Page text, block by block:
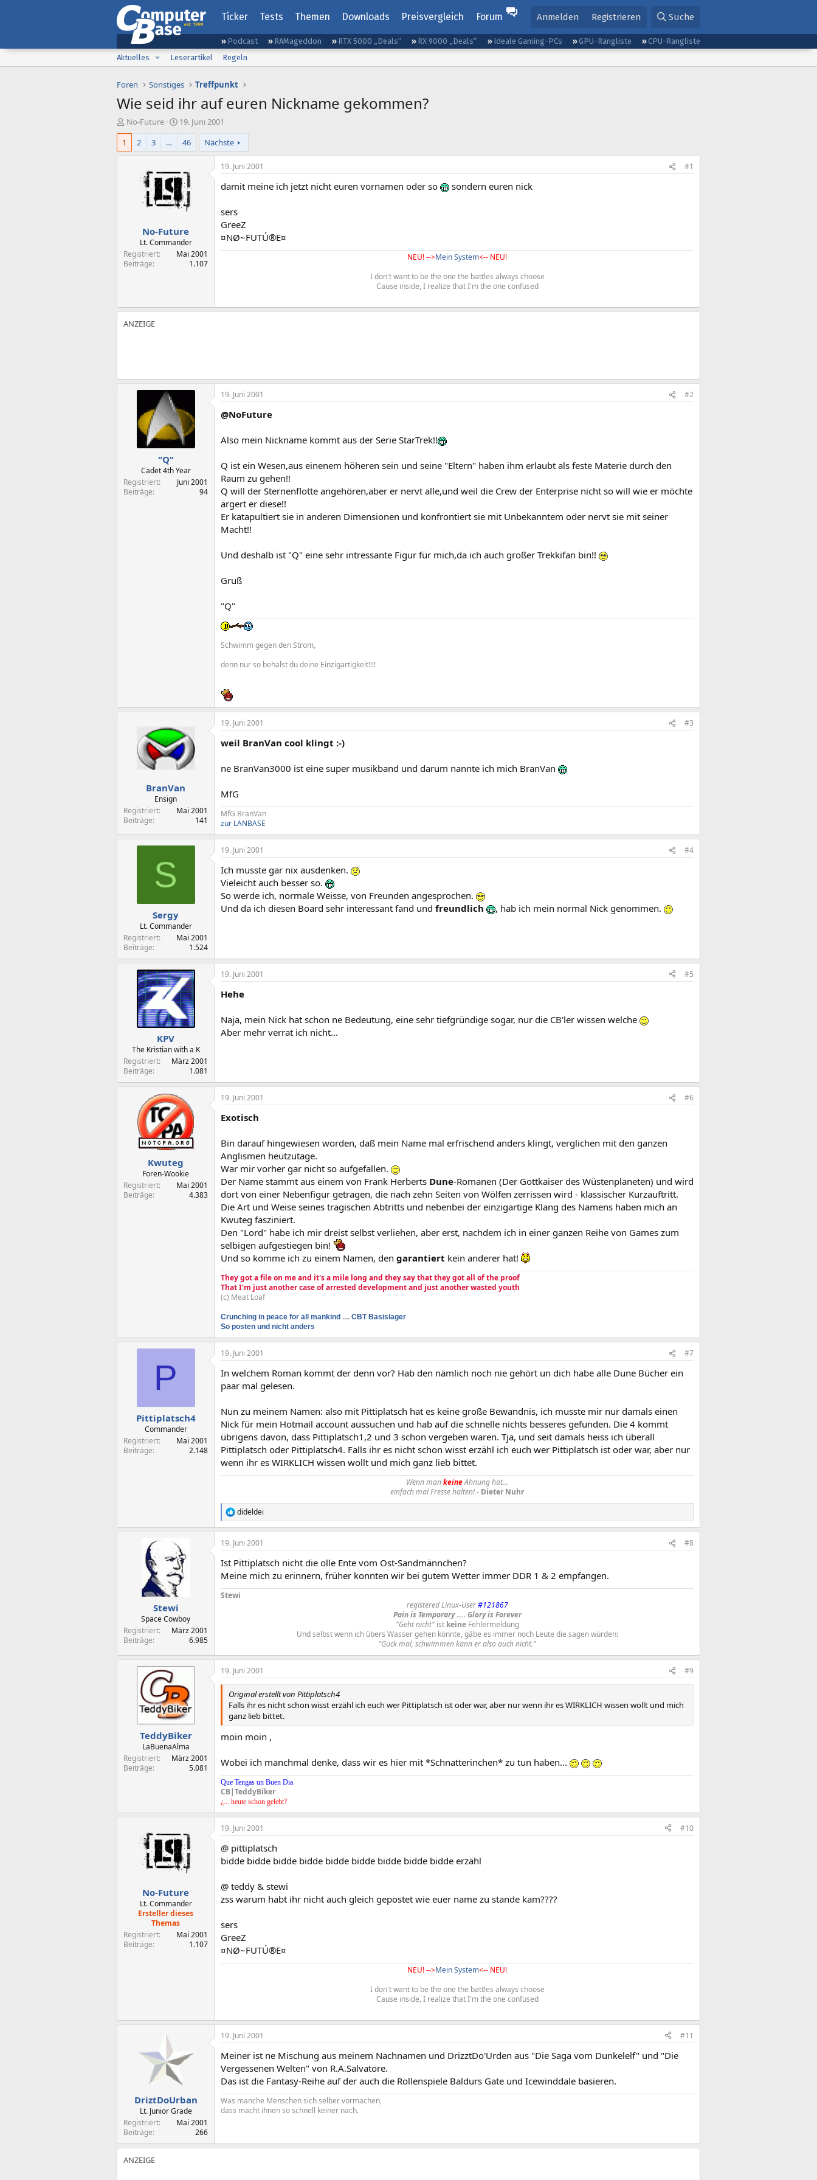
Ticker Tests Themen Downloads Preisvergleich Forum Anmelden Registrieren Suche
Podcast RAMageddon RTX 5000 „Deals“ RX 9000 „Deals“ Ideale Gaming-PCs GPU-Rangliste
CPU-Rangliste
Aktuelles
Leserartikel Regeln
Foren Sonstiges Treffpunkt
Wie seid ihr auf euren Nickname gekommen?
E
r
t
No-Future
E
r
t
l
l
t
a
19. Juni 2001
1
2 3 … 46 Nächste
No-Future
Lt. Commander
Registriert
Mai 2001
Beiträge
1.107
19. Juni 2001 #1
damit meine ich jetzt nicht euren vornamen oder so sondern euren nick
sers
GreeZ
¤NØ~FUTÚ®E¤
NEU! -->Mein System<-- NEU!
I don't want to be the one the battles always choose
Cause inside, I realize that I'm the one confused
"Q"
Cadet 4th Year
Registriert
Juni 2001
Beiträge
94
19. Juni 2001 #2
@NoFuture
Also mein Nickname kommt aus der Serie StarTrek!!
Q ist ein Wesen,aus einenem höheren sein und seine "Eltern" haben ihm erlaubt als feste Materie durch den
Raum zu gehen!!
Q will der Sternenflotte angehören,aber er nervt alle,und weil die Crew der Enterprise nicht so will wie er möchte
ärgert er diese!!
Er katapultiert sie in anderen Dimensionen und konfrontiert sie mit Unbekanntem oder nervt sie mit seiner
Macht!!
Und deshalb ist "Q" eine sehr intressante Figur für mich,da ich auch großer Trekkifan bin!!
Gruß
"Q"
Schwimm gegen den Strom,
denn nur so behälst du deine Einzigartigkeit!!!!
BranVan
Ensign
Registriert
Mai 2001
Beiträge
141
19. Juni 2001 #3
weil BranVan cool klingt :-)
ne BranVan3000 ist eine super musikband und darum nannte ich mich BranVan
MfG
MfG BranVan
zur LANBASE
S
Sergy
Lt. Commander
Registriert
Mai 2001
Beiträge
1.524
19. Juni 2001 #4
Ich musste gar nix ausdenken.
Vieleicht auch besser so.
So werde ich, normale Weisse, von Freunden angesprochen.
Und da ich diesen Board sehr interessant fand und freundlich , hab ich mein normal Nick genommen.
KPV
The Kristian with a K
Registriert
März 2001
Beiträge
1.081
19. Juni 2001 #5
Hehe
Naja, mein Nick hat schon ne Bedeutung, eine sehr tiefgründige sogar, nur die CB'ler wissen welche
Aber mehr verrat ich nicht...
Kwuteg
Foren-Wookie
Registriert
Mai 2001
Beiträge
4.383
19. Juni 2001 #6
Exotisch
Bin darauf hingewiesen worden, daß mein Name mal erfrischend anders klingt, verglichen mit den ganzen
Anglismen heutzutage.
War mir vorher gar nicht so aufgefallen.
Der Name stammt aus einem von Frank Herberts Dune-Romanen (Der Gottkaiser des Wüstenplaneten) und wird
dort von einer Nebenfigur getragen, die nach zehn Seiten von Wölfen zerrissen wird - klassischer Kurzauftritt.
Die Art und Weise seines tragischen Abtritts und nebenbei der einzigartige Klang des Namens haben mich an
Kwuteg fasziniert.
Den "Lord" habe ich mir dreist selbst verliehen, aber erst, nachdem ich in einer ganzen Reihe von Games zum
selbigen aufgestiegen bin!
Und so komme ich zu einem Namen, den garantiert kein anderer hat!
They got a file on me and it's a mile long and they say that they got all of the proof
That I'm just another case of arrested development and just another wasted youth
(c) Meat Loaf
Crunching in peace for all mankind .... CBT Basislager
So posten und nicht anders
P
Pittiplatsch4
Commander
Registriert
Mai 2001
Beiträge
2.148
19. Juni 2001 #7
In welchem Roman kommt der denn vor? Hab den nämlich noch nie gehört un dich habe alle Dune Bücher ein
paar mal gelesen.
Nun zu meinem Namen: also mit Pittiplatsch hat es keine große Bewandnis, ich musste mir nur damals einen
Nick für mein Hotmail account aussuchen und hab auf die schnelle nichts besseres gefunden. Die 4 kommt
übrigens davon, dass Pittiplatsch1,2 und 3 schon vergeben waren. Tja, und seit damals heiss ich überall
Pittiplatsch oder Pittiplatsch4. Falls ihr es nicht schon wisst erzähl ich euch wer Pittiplatsch ist oder war, aber nur
wenn ihr es WIRKLICH wissen wollt und mich ganz lieb bittet.
Wenn mankeineAhnung hat...
einfach mal Fresse halten!- Dieter Nuhr
R
e
a
k
i
o
e
dideldei
Stewi
Space Cowboy
Registriert
März 2001
Beiträge
6.985
19. Juni 2001 #8
Ist Pittiplatsch nicht die olle Ente vom Ost-Sandmännchen?
Meine mich zu erinnern, früher konnten wir bei gutem Wetter immer DDR 1 & 2 empfangen.
Stewi
registered Linux-User#121867
Pain is Temporary ..... Glory is Forever
"Geht nicht"ist keineFehlermeldung
Und selbst wenn ich übers Wasser gehen könnte, gäbe es immer noch Leute die sagen würden:
"Guck mal, schwimmen kann er also auch nicht."
TeddyBiker
LaBuenaAlma
Registriert
März 2001
Beiträge
5.081
19. Juni 2001 #9
Original erstellt von Pittiplatsch4
Falls ihr es nicht schon wisst erzähl ich euch wer Pittiplatsch ist oder war, aber nur wenn ihr es WIRKLICH wissen wollt und mich
ganz lieb bittet.
moin moin ,
Wobei ich manchmal denke, dass wir es hier mit *Schnatterinchen* zu tun haben...
Que Tengas un Buen Dia
CB|TeddyBiker
¿... heute schon gelebt?
No-Future
Lt. Commander
Ersteller dieses
Themas
Registriert
Mai 2001
Beiträge
1.107
19. Juni 2001 #10
@ pittiplatsch
bidde bidde bidde bidde bidde bidde bidde bidde bidde erzähl
@ teddy & stewi
zss warum habt ihr nicht auch gleich gepostet wie euer name zu stande kam????
sers
GreeZ
¤NØ~FUTÚ®E¤
NEU! -->Mein System<-- NEU!
I don't want to be the one the battles always choose
Cause inside, I realize that I'm the one confused
DriztDoUrban
Lt. Junior Grade
Registriert
Mai 2001
Beiträge
266
19. Juni 2001 #11
Meiner ist ne Mischung aus meinem Nachnamen und DrizztDo'Urden aus "Die Saga vom Dunkelelf" und "Die
Vergessenen Welten" von R.A.Salvatore.
Das ist die Fantasy-Reihe auf der auch die Rollenspiele Baldurs Gate und Icewinddale basieren.
Was manche Menschen sich selber vormachen,
dass macht ihnen so schnell keiner nach.